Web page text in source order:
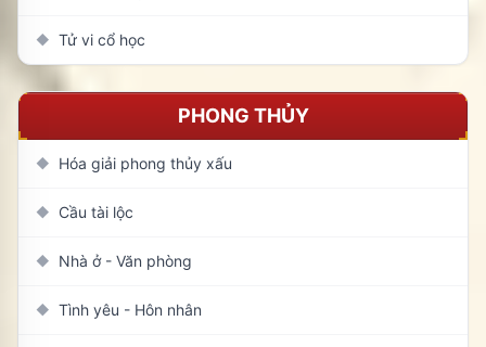
◆ Tử vi cổ học
PHONG THỦY
◆ Hóa giải phong thủy xấu
◆ Cầu tài lộc
◆ Nhà ở - Văn phòng
◆ Tình yêu - Hôn nhân